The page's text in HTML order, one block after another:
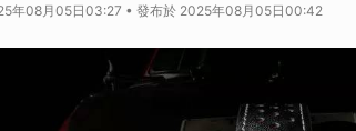
年08月05日03:27 • 發布於 2025年08月05日00:42